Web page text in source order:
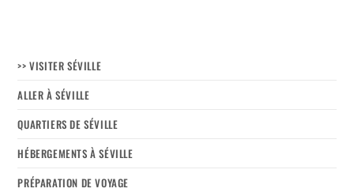
>> VISITER SÉVILLE
ALLER À SÉVILLE
QUARTIERS DE SÉVILLE
HÉBERGEMENTS À SÉVILLE
PRÉPARATION DE VOYAGE